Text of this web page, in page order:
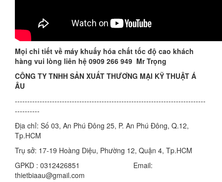
Mọi chi tiết về máy khuấy hóa chất tốc độ cao khách
hàng vui lòng liên hệ 0909 266 949 Mr Trọng
CÔNG TY TNHH SẢN XUẤT THƯƠNG MẠI KỸ THUẬT Á
ÂU
-----------------------------------------------------------------------------
----------
Địa chỉ: Số 03, An Phú Đông 25, P. An Phú Đông, Q.12,
Tp.HCM
Trụ sở: 17-19 Hoàng Diệu, Phường 12, Quận 4, Tp.HCM
GPKD : 0312426851 Email:
thietbiaau@gmail.com